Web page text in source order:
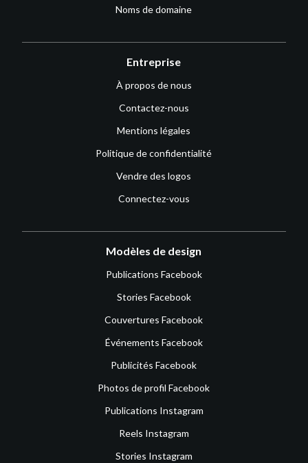
Noms de domaine
Entreprise
À propos de nous
Contactez-nous
Mentions légales
Politique de confidentialité
Vendre des logos
Connectez-vous
Modèles de design
Publications Facebook
Stories Facebook
Couvertures Facebook
Événements Facebook
Publicités Facebook
Photos de profil Facebook
Publications Instagram
Reels Instagram
Stories Instagram